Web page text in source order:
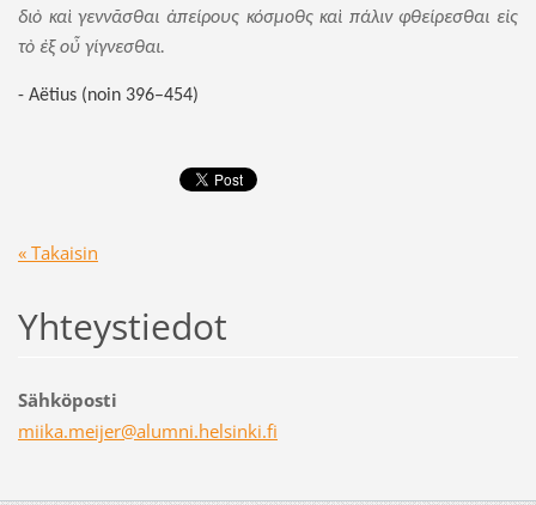
διὸ καὶ γεννᾶσθαι ἀπείρους κόσμοθς καὶ πάλιν φθείρεσθαι εἰς
τὸἐξ οὖ γίγνεσθαι.
- Aëtius (noin 396–454)
« Takaisin
Yhteystiedot
Sähköposti
miika.meijer@alumni.helsinki.fi